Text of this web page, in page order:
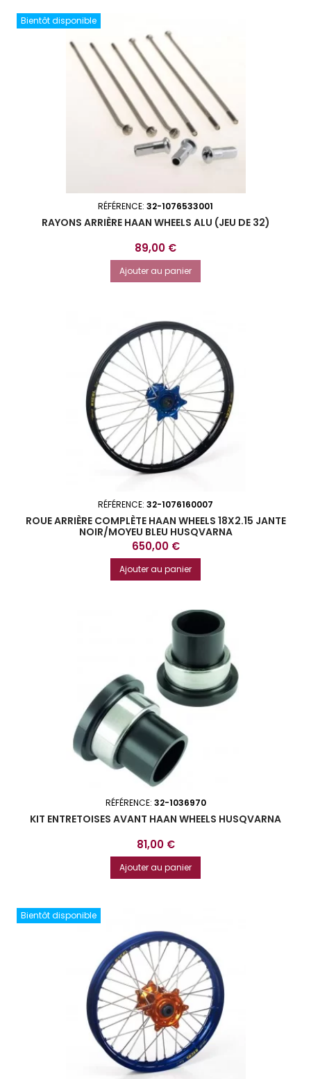
Bientôt disponible
RÉFÉRENCE: 32-1076533001
RAYONS ARRIÈRE HAAN WHEELS ALU (JEU DE 32)
Prix
89,00 €
Ajouter au panier
RÉFÉRENCE: 32-1076160007
ROUE ARRIÈRE COMPLÈTE HAAN WHEELS 18X2.15 JANTE
NOIR/MOYEU BLEU HUSQVARNA
Prix
650,00 €
Ajouter au panier
RÉFÉRENCE: 32-1036970
KIT ENTRETOISES AVANT HAAN WHEELS HUSQVARNA
Prix
81,00 €
Ajouter au panier
Bientôt disponible